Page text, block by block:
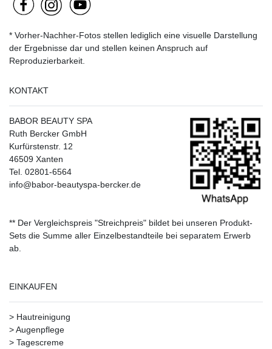
* Vorher-Nachher-Fotos stellen lediglich eine visuelle Darstellung
der Ergebnisse dar und stellen keinen Anspruch auf
Reproduzierbarkeit.
KONTAKT
BABOR BEAUTY SPA
Ruth Bercker GmbH
Kurfürstenstr. 12
46509 Xanten
Tel. 02801-6564
info@babor-beautyspa-bercker.de
** Der Vergleichspreis "Streichpreis" bildet bei unseren Produkt-
Sets die Summe aller Einzelbestandteile bei separatem Erwerb
ab.
EINKAUFEN
> Hautreinigung
>Augenpflege
> Tagescreme